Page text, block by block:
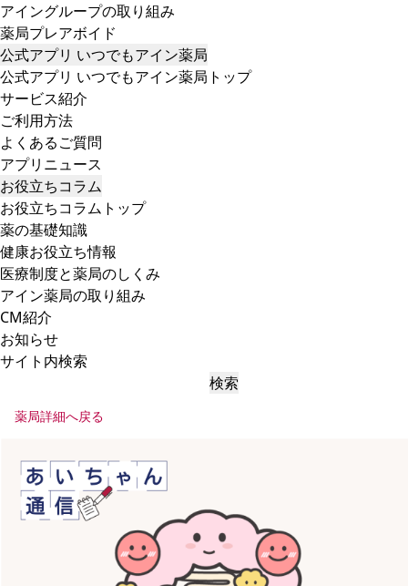
アイングループの取り組み
薬局プレアボイド
公式アプリ いつでもアイン薬局
公式アプリ いつでもアイン薬局トップ
サービス紹介
ご利用方法
よくあるご質問
アプリニュース
お役立ちコラム
お役立ちコラムトップ
薬の基礎知識
健康お役立ち情報
医療制度と薬局のしくみ
アイン薬局の取り組み
CM紹介
お知らせ
サイト内検索
検索
薬局詳細へ戻る